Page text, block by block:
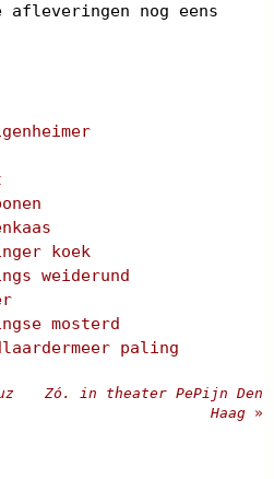
nog eens
koek
weiderund
mosterd
paling
Zó. in theater PePijn Den
Haag »